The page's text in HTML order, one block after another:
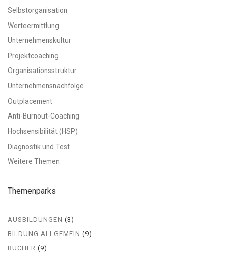
Selbstorganisation
Werteermittlung
Unternehmenskultur
Projektcoaching
Organisationsstruktur
Unternehmensnachfolge
Outplacement
Anti-Burnout-Coaching
Hochsensibilität (HSP)
Diagnostik und Test
Weitere Themen
Themenparks
AUSBILDUNGEN (3)
BILDUNG ALLGEMEIN (9)
BÜCHER (9)